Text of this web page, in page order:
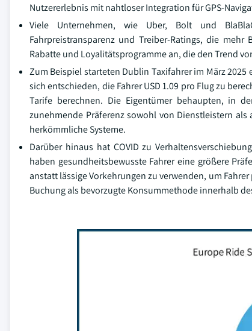
Nutzererlebnis mit nahtloser Integration für GPS-
Viele Unternehmen, wie Uber, Bolt und
Fahrpreistransparenz und Treiber-Ratings, die
Rabatte und Loyalitätsprogramme an, die den Trend
Zum Beispiel starteten Dublin Taxifahrer im März
sich entschieden, die Fahrer USD 1.09 pro Flug zu
Tarife berechnen. Die Eigentümer behaupten, in
zunehmende Präferenz sowohl von Dienstleistern
herkömmliche Systeme.
Darüber hinaus hat COVID zu
haben gesundheitsbewusste Fahrer eine größere
anstatt lässige Vorkehrungen zu verwenden, um
Buchung als bevorzugte Konsummethode innerhalb